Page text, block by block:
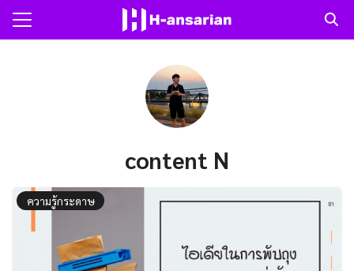
Skip
เรา
content N
ความรู้กระดาษ